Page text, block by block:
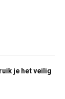
je het veilig